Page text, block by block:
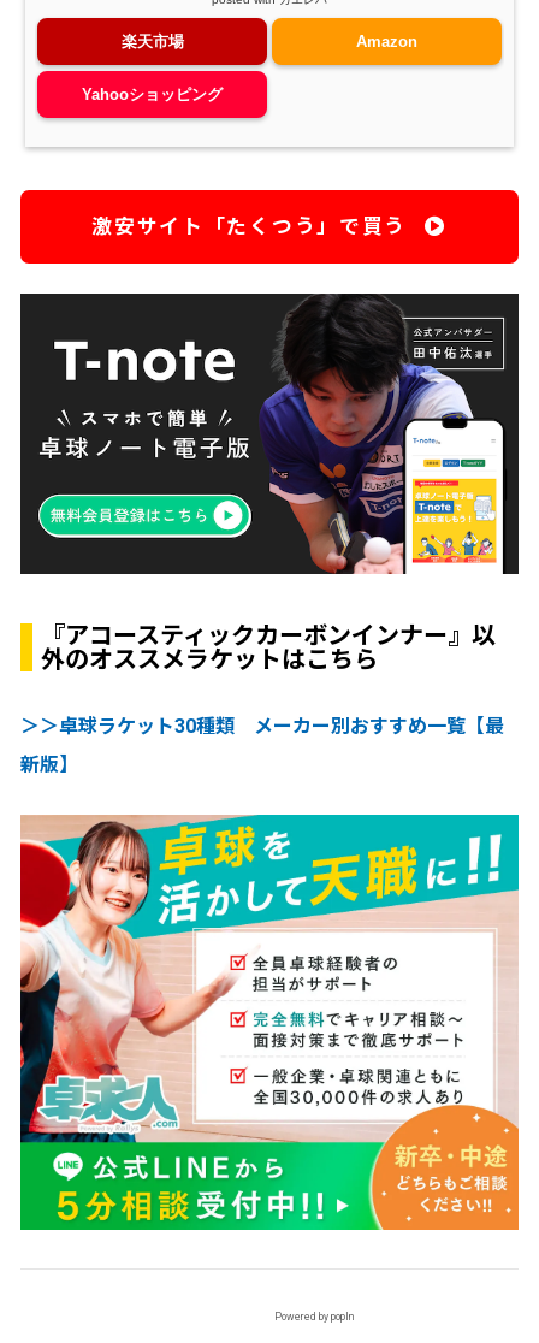
楽天市場 Amazon
Yahooショッピング
激安サイト「たくつう」で買う
『アコースティックカーボンインナー』以
外のオススメラケットはこちら
＞＞卓球ラケット30種類 メーカー別おすすめ一覧【最
新版】
Powered by popIn